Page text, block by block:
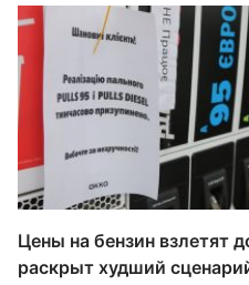
Цены на бензин взлетят
раскрыт худший